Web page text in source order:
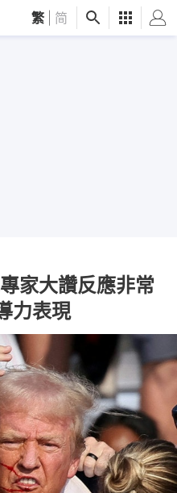
繁 简
家大讚反應非常
力表現